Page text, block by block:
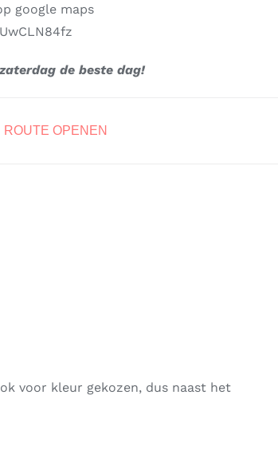
google maps
de beste dag!
ROUTE OPENEN
voor kleur gekozen, dus naast het